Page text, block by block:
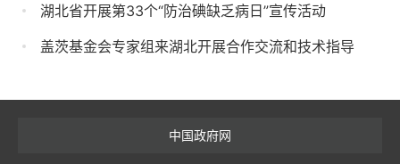
湖北省开展第33个“防治碘缺乏病日”宣传活动
盖茨基金会专家组来湖北开展合作交流和技术指导
中国政府网